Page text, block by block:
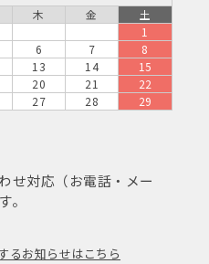
木 金
土
1
6 7
8
13 14
15
20 21
22
27 28
29
せ対応（お電話・メー
。
るお知らせはこちら